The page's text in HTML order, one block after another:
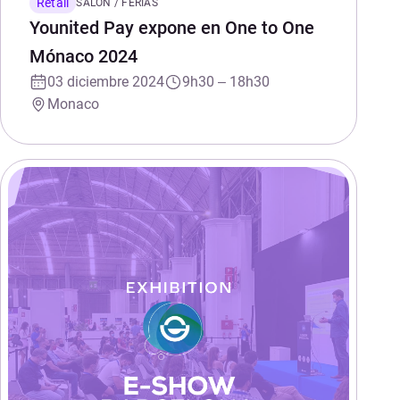
SALÓN / FERIAS
Younited Pay expone en One to One
Mónaco 2024
03 diciembre 2024
9h30 – 18h30
Monaco